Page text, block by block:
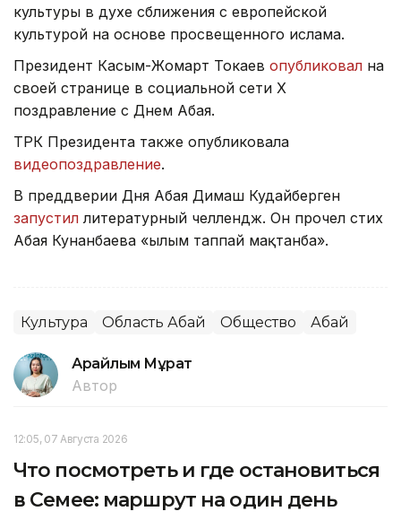
культуры в духе сближения с европейской
культурой на основе просвещенного ислама.
Президент Касым-Жомарт Токаев опубликовал на
своей странице в социальной сети X
поздравление с Днем Абая.
ТРК Президента также опубликовала
видеопоздравление.
В преддверии Дня Абая Димаш Кудайберген
запустил литературный челлендж. Он прочел стих
Абая Кунанбаева «Ғылым таппай мақтанба».
Культура Область Абай Общество Абай
Арайлым Мұрат
Автор
12:05, 07 Августа 2026
Что посмотреть и где остановиться
в Семее: маршрут на один день